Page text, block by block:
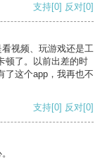
支持[0] 反对[0]
视频、玩游戏还是工
顿了。以前出差的时
了这个app，我再也不
支持[0] 反对[0]